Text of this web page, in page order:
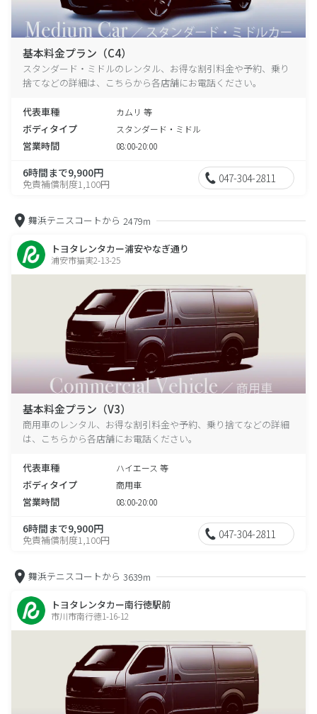
基本料金プラン（C4）
スタンダード・ミドルのレンタル、お得な割引料金や予約、乗り
捨てなどの詳細は、こちらから各店舗にお電話ください。
代表車種 カムリ 等
ボディタイプ スタンダード・ミドル
営業時間 08:00-20:00
6時間まで9,900円
免責補償制度1,100円 047-304-2811
舞浜テニスコートから 2479m
トヨタレンタカー浦安やなぎ通り
浦安市猫実2-13-25
基本料金プラン（V3）
商用車のレンタル、お得な割引料金や予約、乗り捨てなどの詳細
は、こちらから各店舗にお電話ください。
代表車種 ハイエース 等
ボディタイプ 商用車
営業時間 08:00-20:00
6時間まで9,900円
免責補償制度1,100円 047-304-2811
舞浜テニスコートから 3639m
トヨタレンタカー南行徳駅前
市川市南行徳1-16-12